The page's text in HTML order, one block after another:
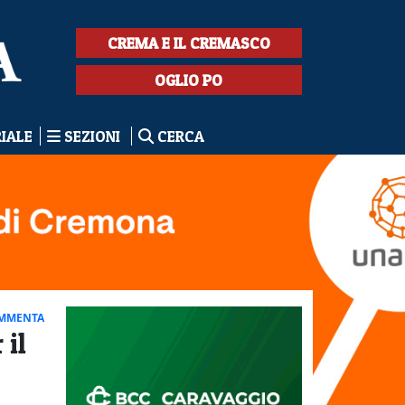
CREMA E IL CREMASCO
OGLIO PO
SEZIONI CERCA
il